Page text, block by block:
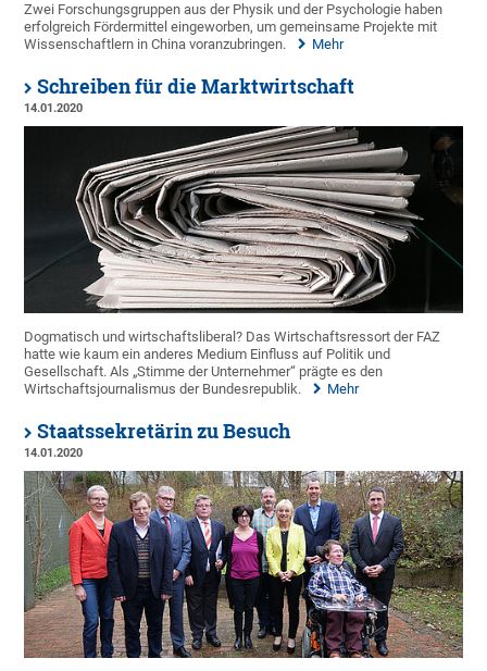
Zwei Forschungsgruppen aus der Physik und der Psychologie haben
erfolgreich Fördermittel eingeworben, um gemeinsame Projekte mit
Wissenschaftlern in China voranzubringen.
Mehr
Schreiben für die Marktwirtschaft
14.01.2020
Dogmatisch und wirtschaftsliberal? Das Wirtschaftsressort der FAZ
hatte wie kaum ein anderes Medium Einfluss auf Politik und
Gesellschaft. Als „Stimme der Unternehmer“ prägte es den
Wirtschaftsjournalismus der Bundesrepublik.
Mehr
Staatssekretärin zu Besuch
14.01.2020